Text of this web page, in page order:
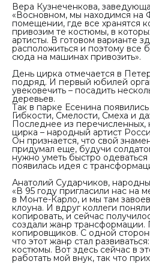
Вера Кузнеченкова,
«Восновном, мы находимся на
помещении, где все хранятся
привозим те костюмы, в
артисты. В готовом варианте
расположиться и поэтому все
сюда на машинах привозить».
День цирка отмечается в
подряд. И первый юбилей
увековечить – посадить
деревьев.
Так в парке Есенина
Гибкости, Смелости, Смеха и
Последнее из перечисленных,
цирка – народный артист
Он признается, что свой
придумал еще, будучи
нужно уметь быстро одеваться
появилась идея с
Анатолий Сударчиков,
«В 95 году пригласили нас на
в Монте-Карло, и мы там
клоуна. И вдруг коллеги
копировать, и сейчас
создали жанр трансформации.
копировщиков. С одной
что этот жанр стал
костюмы. Вот здесь сейчас в
работать мой внук, так что